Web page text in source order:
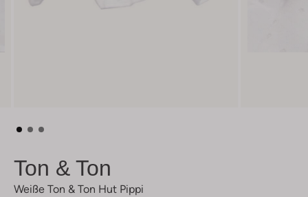
Ton & Ton
Weiße Ton & Ton Hut Pippi